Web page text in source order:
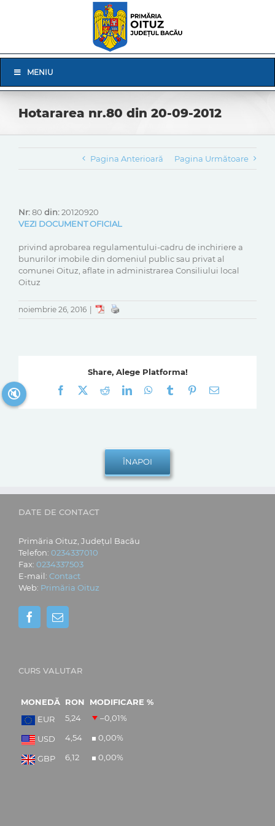
Navigation
MENIU
Hotararea nr.80 din 20-09-2012
Pagina Anterioară Pagina Următoare
Nr:80 din:20120920
VEZI DOCUMENT OFICIAL
privind aprobarea regulamentului-cadru de inchiriere a
bunurilor imobile din domeniul public sau privat al
comunei Oituz, aflate in administrarea Consiliului local
Oituz
noiembrie 26, 2016
Share, Alege Platforma!
Facebook
RedditLinkedInWhatsApp
Tumblr Pinterest
E-
DATE DE CONTACT
Primăria Oituz, Județul Bacău
Telefon: 0234337010
Fax: 0234337503
E-mail: Contact
Web: Primăria Oituz
CURS VALUTAR
MONEDĂ RON
MODIFICARE %
EUR
5,24 –0,01%
USD 4,54 0,00%
GBP 6,12 0,00%
🔇